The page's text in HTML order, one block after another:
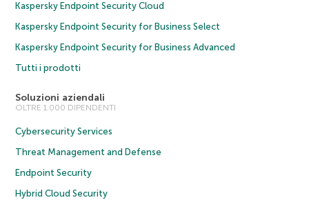
Kaspersky Endpoint Security Cloud
Kaspersky Endpoint Security for Business Select
Kaspersky Endpoint Security for Business Advanced
Tutti i prodotti
Soluzioni aziendali
OLTRE 1.000 DIPENDENTI
Cybersecurity Services
Threat Management and Defense
Endpoint Security
Hybrid Cloud Security